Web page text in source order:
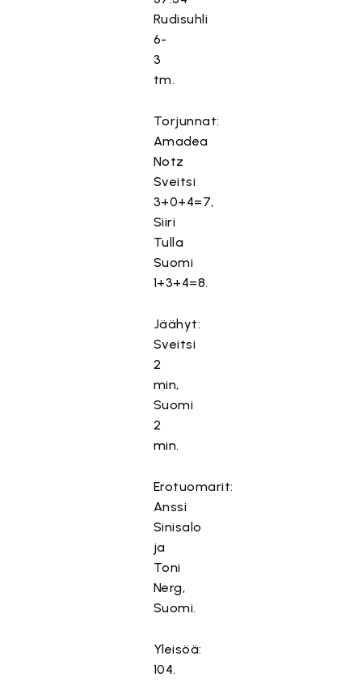
Rudisuhli
6-
3
tm.
Torjunnat:
Amadea
Notz
Sveitsi
3+0+4=7,
Siiri
Tulla
Suomi
1+3+4=8.
Jäähyt:
Sveitsi
2
min,
Suomi
2
min.
Erotuomarit:
Anssi
Sinisalo
ja
Toni
Nerg,
Suomi.
Yleisöä:
104.